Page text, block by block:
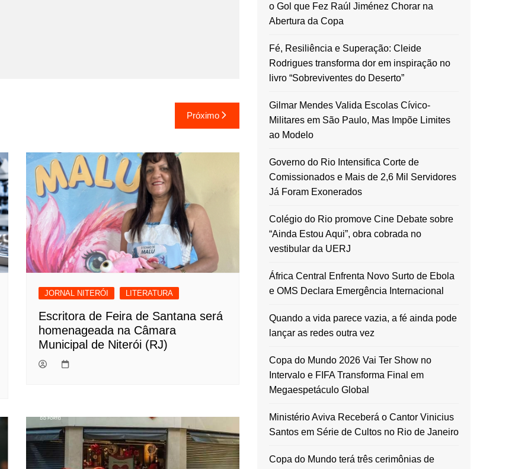
Próximo
JORNAL NITERÓI LITERATURA
Escritora de Feira de Santana será
homenageada na Câmara
Municipal de Niterói (RJ)
o Gol que Fez Raúl Jiménez Chorar na
Abertura da Copa
Fé, Resiliência e Superação: Cleide
Rodrigues transforma dor em inspiração no
livro “Sobreviventes do Deserto”
Gilmar Mendes Valida Escolas Cívico-
Militares em São Paulo, Mas Impõe Limites
ao Modelo
Governo do Rio Intensifica Corte de
Comissionados e Mais de 2,6 Mil Servidores
Já Foram Exonerados
Colégio do Rio promove Cine Debate sobre
“Ainda Estou Aqui”, obra cobrada no
vestibular da UERJ
África Central Enfrenta Novo Surto de Ebola
e OMS Declara Emergência Internacional
Quando a vida parece vazia, a fé ainda pode
lançar as redes outra vez
Copa do Mundo 2026 Vai Ter Show no
Intervalo e FIFA Transforma Final em
Megaespetáculo Global
Ministério Aviva Receberá o Cantor Vinicius
Santos em Série de Cultos no Rio de Janeiro
Copa do Mundo terá três cerimônias de